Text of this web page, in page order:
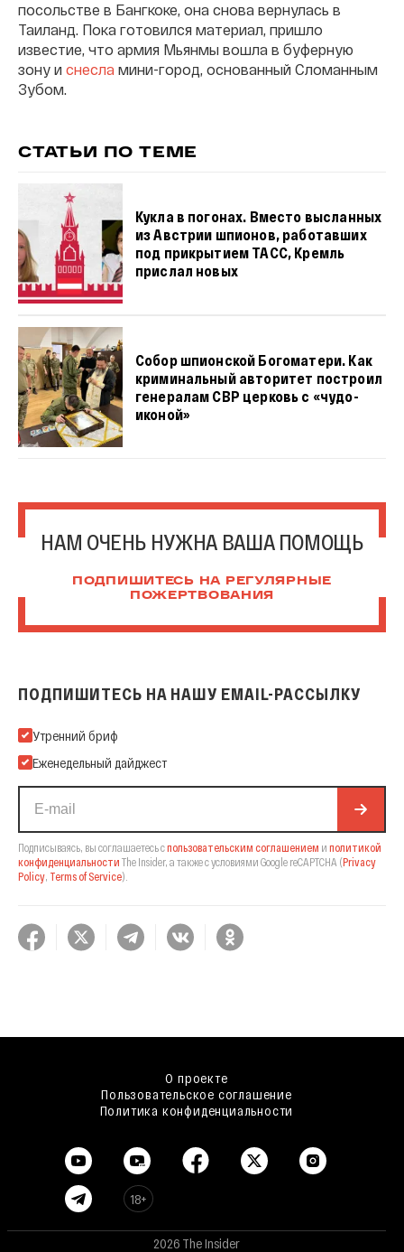
посольстве в Бангкоке, она снова вернулась в
Таиланд. Пока готовился материал, пришло
известие, что армия Мьянмы вошла в буферную
зону и снесла мини-город, основанный Сломанным
Зубом.
СТАТЬИ ПО ТЕМЕ
Кукла в погонах. Вместо высланных
из Австрии шпионов, работавших
под прикрытием ТАСС, Кремль
прислал новых
Собор шпионской Богоматери. Как
криминальный авторитет построил
генералам СВР церковь с «чудо-
иконой»
НАМ ОЧЕНЬ НУЖНА ВАША ПОМОЩЬ
ПОДПИШИТЕСЬ НА РЕГУЛЯРНЫЕ
ПОЖЕРТВОВАНИЯ
ПОДПИШИТЕСЬ НА НАШУ EMAIL-РАССЫЛКУ
Подпишитесь на нашу Email-рассылку
Утренний бриф
Еженедельный дайджест
Подписываясь, вы соглашаетесь спользовательским соглашением и политикой
конфиденциальности The Insider, а также с условиями Google reCAPTCHA (Privacy
Policy, Terms of Service).
О проекте
Пользовательское соглашение
Политика конфиденциальности
18+
2026 The Insider